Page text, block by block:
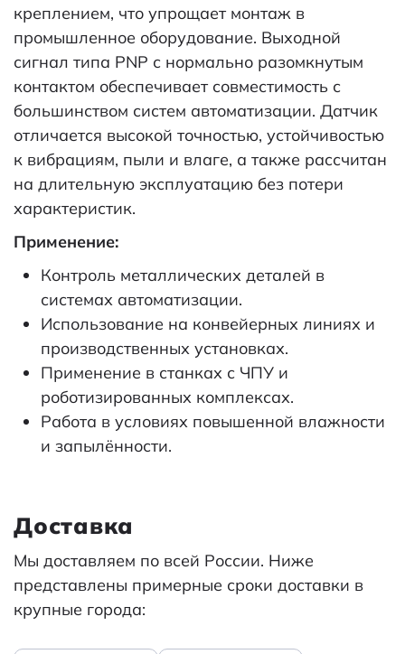
креплением, что упрощает монтаж в
промышленное оборудование. Выходной
сигнал типа PNP с нормально разомкнутым
контактом обеспечивает совместимость с
большинством систем автоматизации. Датчик
отличается высокой точностью, устойчивостью
к вибрациям, пыли и влаге, а также рассчитан
на длительную эксплуатацию без потери
характеристик.
Применение:
Контроль металлических деталей в
системах автоматизации.
Использование на конвейерных линиях и
производственных установках.
Применение в станках с ЧПУ и
роботизированных комплексах.
Работа в условиях повышенной влажности
и запылённости.
Доставка
Мы доставляем по всей России. Ниже
представлены примерные сроки доставки в
крупные города: